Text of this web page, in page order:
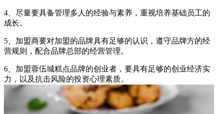
4、尽量要具备管理多人的经验与素养，重视培养基础员工的
成长。
5、加盟商要对加盟的品牌具有足够的认识，遵守品牌方的经
营规则，配合品牌总部的经营管理。
6、加盟蓉伍城糕点品牌的创业者，要具有足够的创业经济实
力，以及抗击风险的投资心理素质。